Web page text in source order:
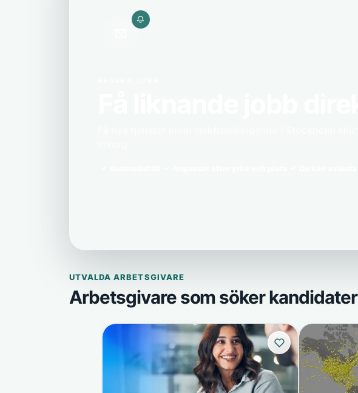
UTVALDA ARBETSGIVARE
Arbetsgivare som söker kandidater